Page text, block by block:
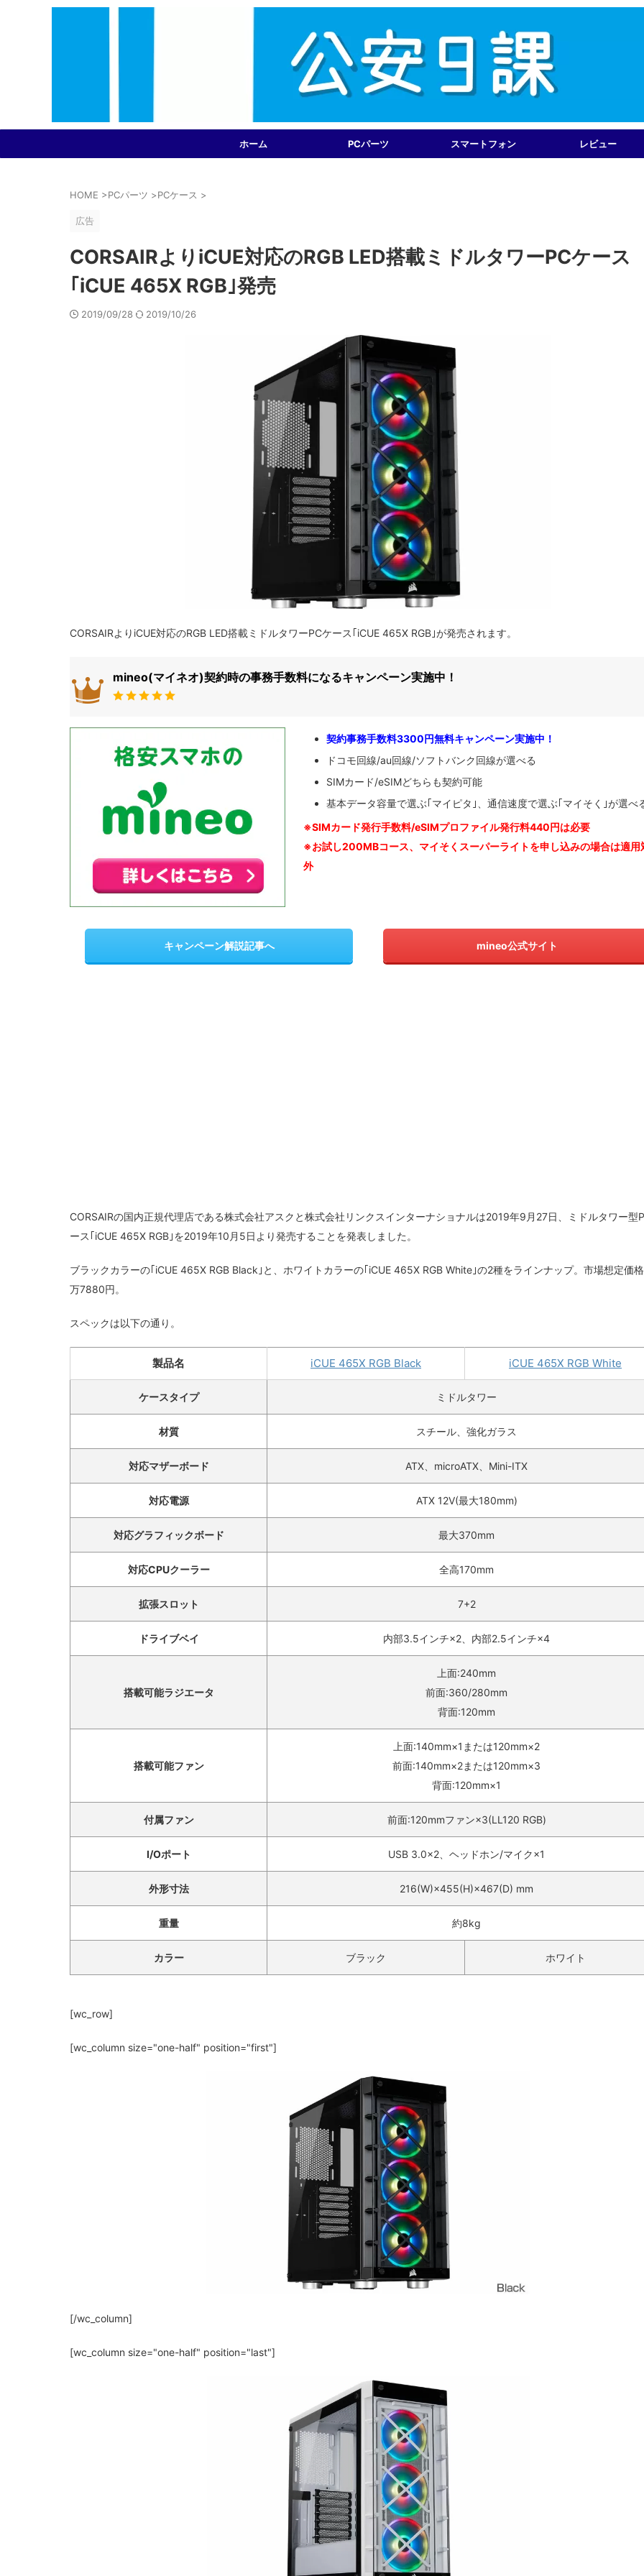
ホーム PCパーツ スマートフォン レビュー
HOME >PCパーツ >PCケース >
広告
CORSAIRよりiCUE対応のRGB LED搭載ミドルタワーPCケース
｢iCUE 465X RGB｣発売
2019/09/28 2019/10/26
CORSAIRよりiCUE対応のRGB LED搭載ミドルタワーPCケース｢iCUE 465X RGB｣が発売されます。
mineo(マイネオ)契約時の事務手数料になるキャンペーン実施中！
契約事務手数料3300円無料キャンペーン実施中！
ドコモ回線/au回線/ソフトバンク回線が選べる
SIMカード/eSIMどちらも契約可能
基本データ容量で選ぶ｢マイピタ｣、通信速度で選ぶ｢マイそく｣が選べ
※SIMカード発行手数料/eSIMプロファイル発行料440円は必要
※お試し200MBコース、マイそくスーパーライトを申し込みの場合は適用
外
キャンペーン解説記事へ mineo公式サイト
CORSAIRの国内正規代理店である株式会社アスクと株式会社リンクスインターナショナルは2019年9月27日、ミドルタワー型
ース｢iCUE 465X RGB｣を2019年10月5日より発売することを発表しました。
ブラックカラーの｢iCUE 465X RGB Black｣と、ホワイトカラーの｢iCUE 465X RGB White｣の2種をラインナップ。市場想定価
万7880円。
スペックは以下の通り。
製品名 iCUE 465X RGB Black iCUE 465X RGB White
ケースタイプ ミドルタワー
材質 スチール、強化ガラス
対応マザーボード ATX、microATX、Mini-ITX
対応電源 ATX 12V(最大180mm)
対応グラフィックボード 最大370mm
対応CPUクーラー 全高170mm
拡張スロット 7+2
ドライブベイ 内部3.5インチ×2、内部2.5インチ×4
搭載可能ラジエータ
上面:240mm
前面:360/280mm
背面:120mm
搭載可能ファン
上面:140mm×1または120mm×2
前面:140mm×2または120mm×3
背面:120mm×1
付属ファン 前面:120mmファン×3(LL120 RGB)
I/Oポート USB 3.0×2、ヘッドホン/マイク×1
外形寸法 216(W)×455(H)×467(D) mm
重量 約8kg
カラー ブラック ホワイト
[wc_row]
[wc_column size="one-half" position="first"]
[/wc_column]
[wc_column size="one-half" position="last"]